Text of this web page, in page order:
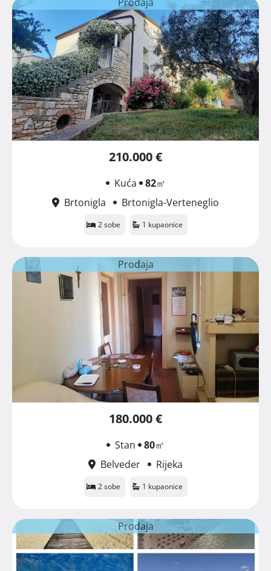
210.000 €
Kuća 82㎡
Brtonigla
Brtonigla-Verteneglio
2 sobe 1 kupaonice
Prodaja
180.000 €
Stan 80㎡
Belveder
Rijeka
2 sobe 1 kupaonice
Prodaja